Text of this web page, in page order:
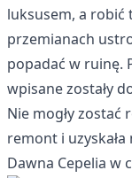
luksusem, a robić
przemianach
popadać w ruinę.
wpisane zostały
Nie mogły zostać
remont i
Dawna Cepelia w